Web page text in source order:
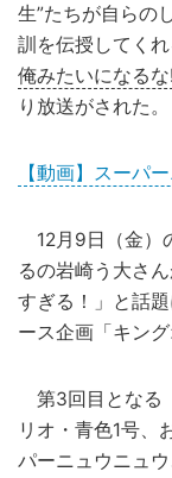
生”たちが自らの
訓を伝授してく
俺みたいになるな
り放送がされた。
【動画】スーパ
12月9日（金）
るの岩崎う大さ
すぎる！」と話
ース企画「キン
第3回目となる
リオ・青色1号、
パーニュウニュ